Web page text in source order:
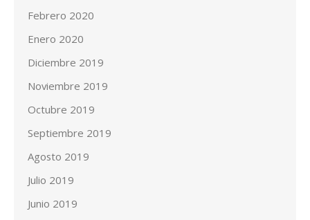
Febrero 2020
Enero 2020
Diciembre 2019
Noviembre 2019
Octubre 2019
Septiembre 2019
Agosto 2019
Julio 2019
Junio 2019